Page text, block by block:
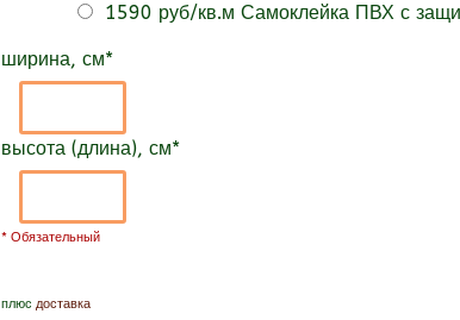
1590 руб/кв.м Самоклейка ПВХ с
ширина, см*
высота (длина), см*
* Обязательный
плюс доставка